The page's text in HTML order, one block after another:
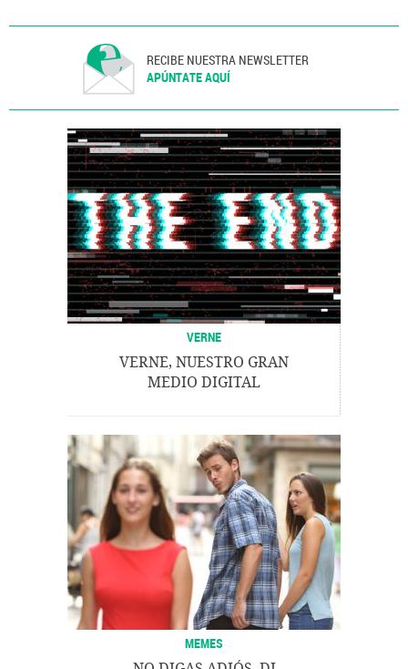
RECIBE NUESTRA NEWSLETTER
APÚNTATE AQUÍ
VERNE
VERNE, NUESTRO GRAN
MEDIO DIGITAL
MEMES